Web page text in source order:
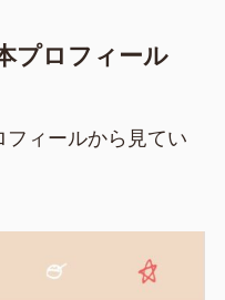
プロフィール
フィールから見てい